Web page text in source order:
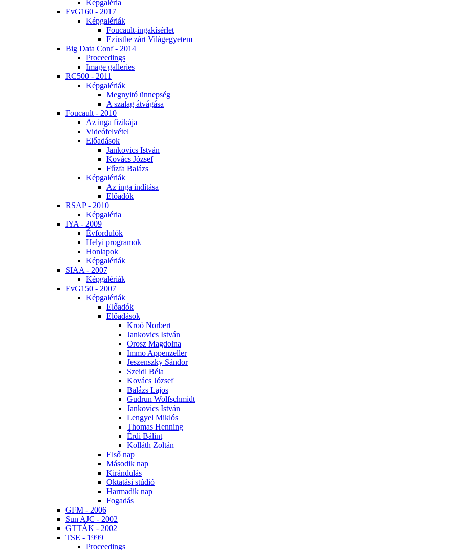
Kép­ga­lé­ria
EvG160 - 2017
Kép­ga­lé­ri­ák
Fo­u­ca­ult-in­ga­kí­sér­let
Ezüst­be zárt Vi­lág­egye­tem
Big Da­ta Conf - 2014
Pro­ce­e­dings
Image gal­le­ri­es
RC500 - 2011
Kép­ga­lé­ri­ák
Meg­nyi­tó ün­nep­ség
A sza­lag át­vá­gá­sa
Fo­u­ca­ult - 2010
Az in­ga fi­zi­ká­ja
Vi­de­ó­fel­vé­tel
Elő­adá­sok
Jan­ko­vics Ist­ván
Ko­vács Jó­zsef
Fűz­fa Ba­lázs
Kép­ga­lé­ri­ák
Az in­ga in­dí­tá­sa
Elő­adók
RSAP - 2010
Kép­ga­lé­ria
IYA - 2009
Év­for­du­lók
He­lyi prog­ra­mok
Hon­la­pok
Kép­ga­lé­ri­ák
SI­AA - 2007
Kép­ga­lé­ri­ák
EvG150 - 2007
Kép­ga­lé­ri­ák
Elő­adók
Elő­adá­sok
Kroó Nor­bert
Jan­ko­vics Ist­ván
Orosz Mag­dol­na
Im­mo Ap­pen­zel­ler
Je­szensz­ky Sán­dor
Szeidl Bé­la
Ko­vács Jó­zsef
Ba­lázs La­jos
Gud­run Wolfsch­midt
Jan­ko­vics Ist­ván
Len­gyel Mik­lós
Tho­mas Hen­ning
Ér­di Bá­lint
Kol­láth Zol­tán
El­ső nap
Má­so­dik nap
Ki­rán­du­lás
Ok­ta­tá­si stú­dió
Har­ma­dik nap
Fo­ga­dás
GFM - 2006
Sun AJC - 2002
GT­TÁK - 2002
TSE - 1999
Pro­ce­e­dings